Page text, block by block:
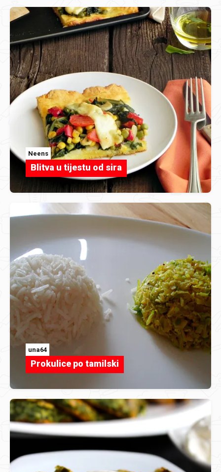
Neens
Blitva u tijestu od sira
una64
Prokulice po tamilski